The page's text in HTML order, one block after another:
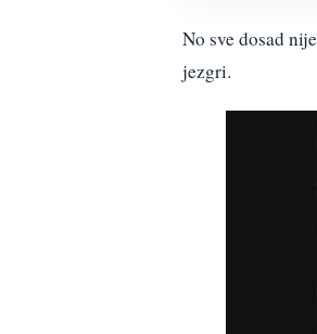
No sve dosad
jezgri.